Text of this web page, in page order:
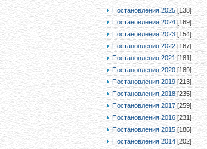
Постановления 2025 [138]
Постановления 2024 [169]
Постановления 2023 [154]
Постановления 2022 [167]
Постановления 2021 [181]
Постановления 2020 [189]
Постановления 2019 [213]
Постановления 2018 [235]
Постановления 2017 [259]
Постановления 2016 [231]
Постановления 2015 [186]
Постановления 2014 [202]